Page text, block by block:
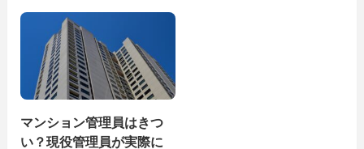
マンション管理員はきつ
い？現役管理員が実際に